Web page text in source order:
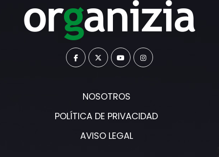
NOSOTROS
POLÍTICA DE PRIVACIDAD
AVISO LEGAL